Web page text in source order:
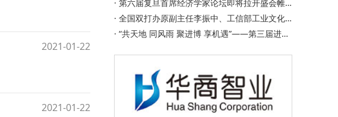
2021-01-22
2021-01-22
· 第六届复旦首席经济学家论坛即将拉开盛会帷幕
· 全国双打办原副主任李振中、工信部工业文化中心副主任朱…
· “共天地 同风雨 聚进博 享机遇”——第三届进博会开幕倒…